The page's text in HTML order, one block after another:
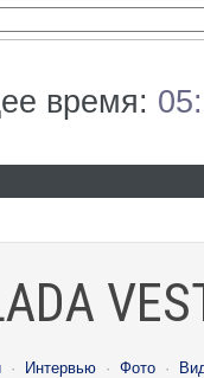
время:
· Интервью · Фото ·